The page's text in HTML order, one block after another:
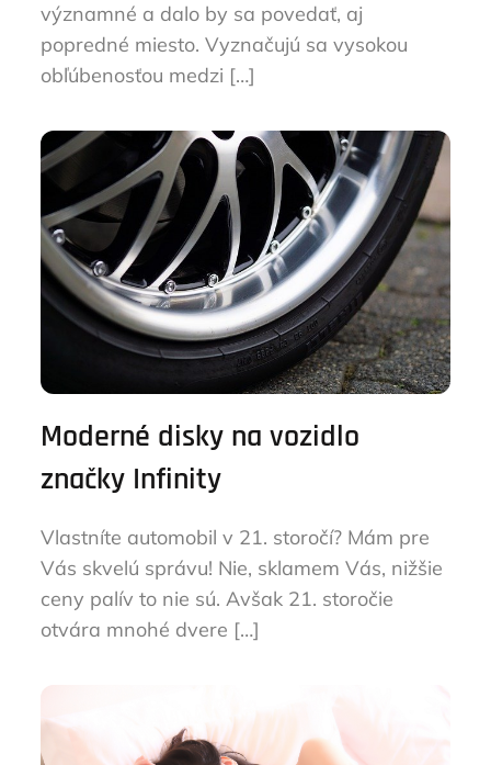
významné a dalo by sa povedať, aj
popredné miesto. Vyznačujú sa vysokou
obľúbenosťou medzi […]
Moderné disky na vozidlo
značky Infinity
Vlastníte automobil v 21. storočí? Mám pre
Vás skvelú správu! Nie, sklamem Vás, nižšie
ceny palív to nie sú. Avšak 21. storočie
otvára mnohé dvere […]